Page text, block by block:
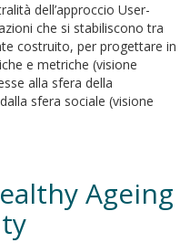
dell’approccio User-
che si stabiliscono tra
costruito, per progettare in
e metriche (visione
alla sfera della
sfera sociale (visione
Ageing